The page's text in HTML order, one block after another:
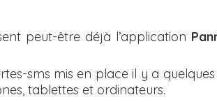
peut-être déjà l’application
sms mis en place il y a
tablettes et ordinateurs.